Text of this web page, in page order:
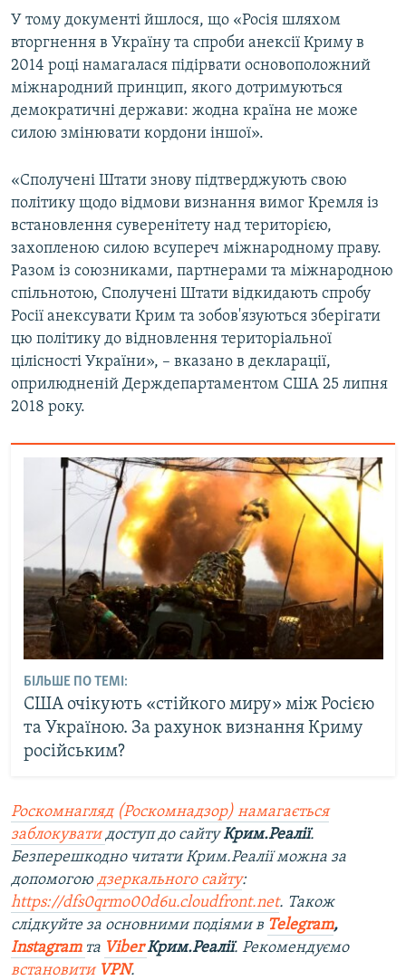
У тому документі йшлося, що «Росія шляхом
вторгнення в Україну та спроби анексії Криму в
2014 році намагалася підірвати основоположний
міжнародний принцип, якого дотримуються
демократичні держави: жодна країна не може
силою змінювати кордони іншої».
«Сполучені Штати знову підтверджують свою
політику щодо відмови визнання вимог Кремля із
встановлення суверенітету над територією,
захопленою силою всупереч міжнародному праву.
Разом із союзниками, партнерами та міжнародною
спільнотою, Сполучені Штати відкидають спробу
Росії анексувати Крим та зобов'язуються зберігати
цю політику до відновлення територіальної
цілісності України», – вказано в декларації,
оприлюдненій Держдепартаментом США 25 липня
2018 року.
БІЛЬШЕ ПО ТЕМІ:
США очікують «стійкого миру» між Росією
та Україною. За рахунок визнання Криму
російським?
Роскомнагляд (Роскомнадзор) намагається
заблокувати доступ до сайтуКрим.Реалії.
Безперешкодно читати Крим.Реалії можна за
допомогою дзеркального сайту:
https://dfs0qrmo00d6u.cloudfront.net. Також
слідкуйте за основними подіями в Telegram,
Instagram та Viber Крим.Реалії. Рекомендуємо
встановити VPN.